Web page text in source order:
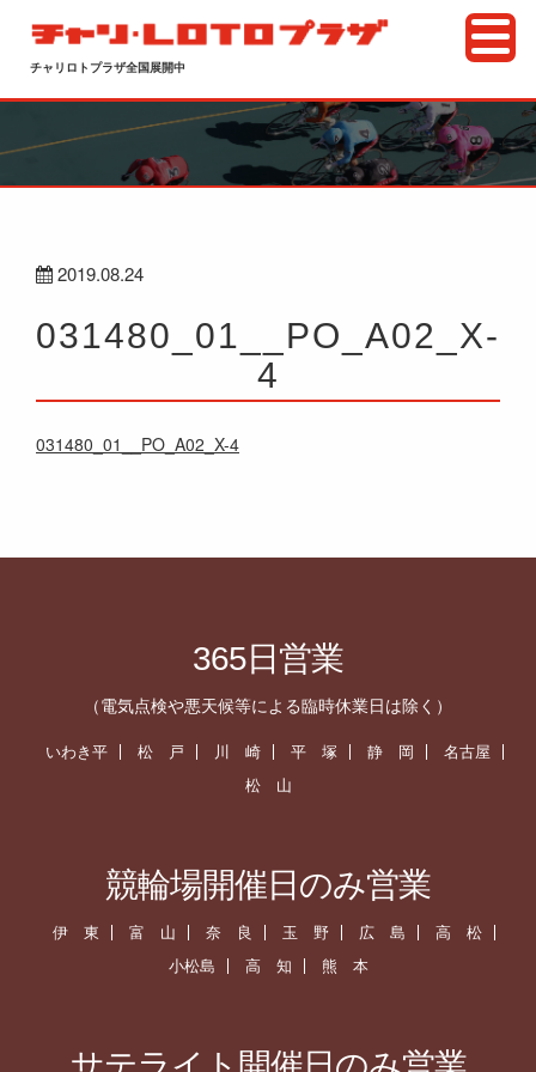
チャリロトプラザ全国展開中
2019.08.24
031480_01__PO_A02_X-
4
031480_01__PO_A02_X-4
365日営業
（電気点検や悪天候等による臨時休業日は除く）
いわき平 松 戸 川 崎 平 塚 静 岡
名古屋
松 山
競輪場開催日のみ営業
伊 東 富 山 奈 良 玉 野 広 島
高 松
小松島
高 知 熊 本